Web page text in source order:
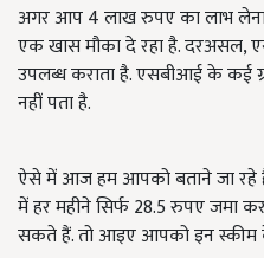
अगर आप 4 लाख रुपए का लाभ
एक खास मौका दे रहा है. दरअसल,
उपलब्ध कराता है. एसबीआई के कई
नहीं पता है.
ऐसे में आज हम आपको बताने जा
में हर महीने सिर्फ 28.5 रुपए जमा
सकते हैं. तो आइए आपको इन स्कीम